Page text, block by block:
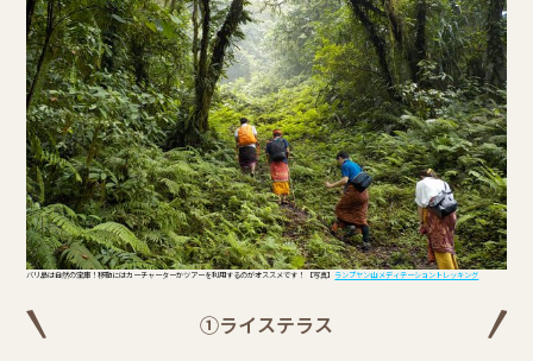
バリ島は自然の宝庫！移動にはカーチャーターかツアーを利用するのがオススメです！ 【写真】ランプヤン山 メディテーショントレッキング
①ライステラス